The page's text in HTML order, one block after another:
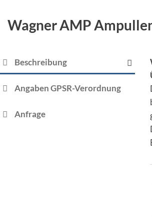
Wagner AMP
Beschreibung
Angaben GPSR-Verordnung
Anfrage